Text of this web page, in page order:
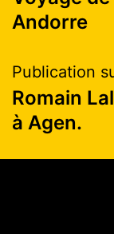
Andorre
Publication
Romain
à Agen.